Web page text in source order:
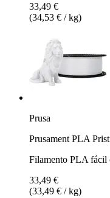
33,49 €
(34,53 € / kg)
Prusa
Prusament PLA
Filamento PLA fácil
33,49 €
(33,49 € / kg)